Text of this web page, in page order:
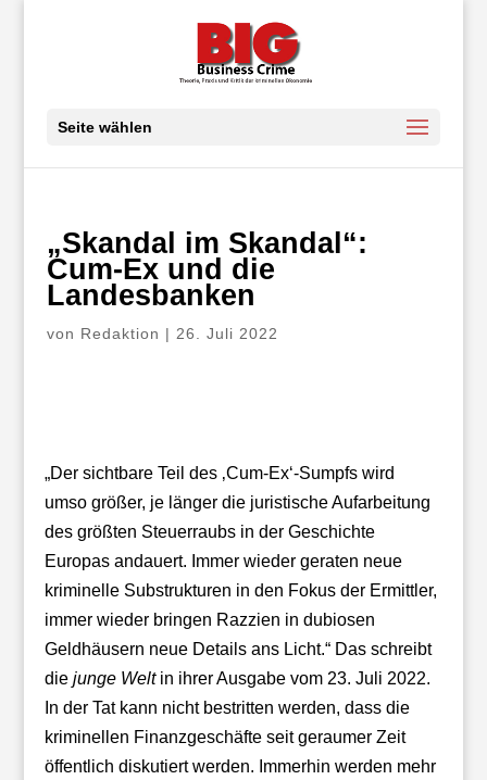
Seite wählen
„Skandal im Skandal“:
Cum-Ex und die
Landesbanken
von Redaktion | 26. Juli 2022
„Der sichtbare Teil des ‚Cum-Ex‘-Sumpfs wird
umso größer, je länger die juristische Aufarbeitung
des größten Steuerraubs in der Geschichte
Europas andauert. Immer wieder geraten neue
kriminelle Substrukturen in den Fokus der Ermittler,
immer wieder bringen Razzien in dubiosen
Geldhäusern neue Details ans Licht.“ Das schreibt
die junge Weltin ihrer Ausgabe vom 23. Juli 2022.
In der Tat kann nicht bestritten werden, dass die
kriminellen Finanzgeschäfte seit geraumer Zeit
öffentlich diskutiert werden. Immerhin werden mehr